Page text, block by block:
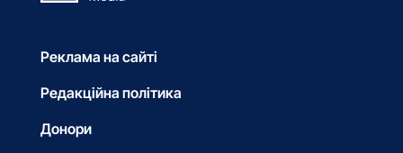
Реклама на сайті
Редакційна політика
Донори